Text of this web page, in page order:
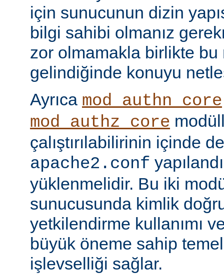
için sunucunun dizin
bilgi sahibi olmanız
zor olmamakla birlikte bu
gelindiğinde konuyu
Ayrıca mod_authn_core
mod_authz_core
çalıştırılabilirinin içinde
apache2.conf
yüklenmelidir. Bu iki
sunucusunda kimlik
yetkilendirme kullanımı
büyük öneme sahip
işlevselliği sağlar.